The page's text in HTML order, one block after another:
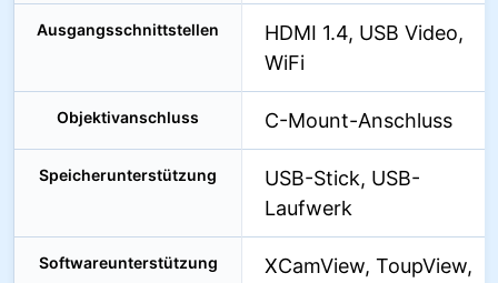
Ausgangsschnittstellen
HDMI 1.4, USB Video,
WiFi
Objektivanschluss C-Mount-Anschluss
Speicherunterstützung
USB-Stick, USB-
Laufwerk
Softwareunterstützung
XCamView, ToupView,